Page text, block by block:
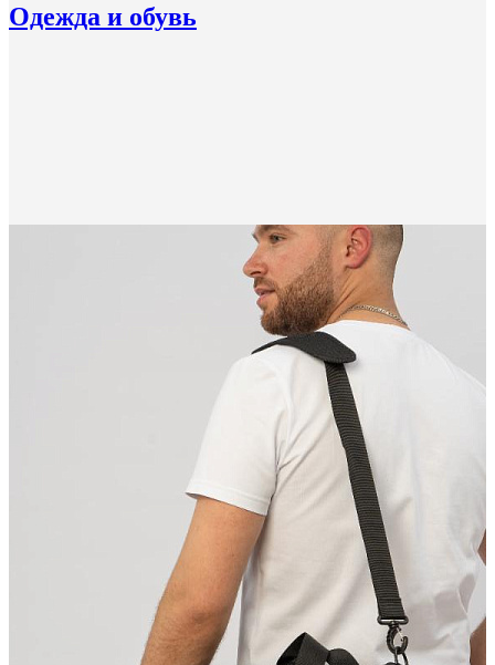
Одежда и обувь